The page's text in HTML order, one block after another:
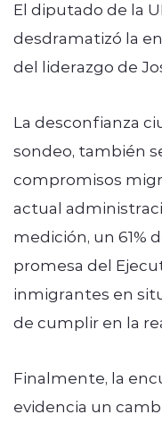
El diputado de la
desdramatizó la
del liderazgo de
La desconfianza
sondeo, también
compromisos
actual
medición, un 61%
promesa del
inmigrantes en
de cumplir en la
Finalmente, la
evidencia un